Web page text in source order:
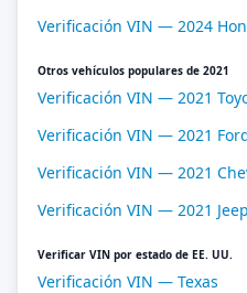
Verificación VIN — 2024
Otros vehículos populares de 2021
Verificación VIN — 2021
Verificación VIN — 2021
Verificación VIN — 2021
Verificación VIN — 2021
Verificar VIN por estado de EE. UU.
Verificación VIN — Texas